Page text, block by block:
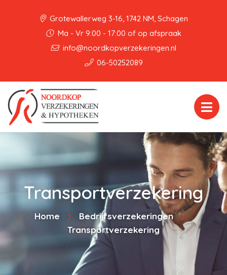
Grotewallerweg 3-16, 1742 NM, Schagen
Ma - Vr 9:00 - 17:00 of op afspraak
info@noordkopverzekeringen.nl
06-50252089
Transportverzekering
Home
Bedrijfsverzekeringen
Transportverzekering